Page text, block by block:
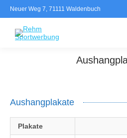
Neuer Weg 7, 71111 Waldenbuch
Aushangplakate
Plakate